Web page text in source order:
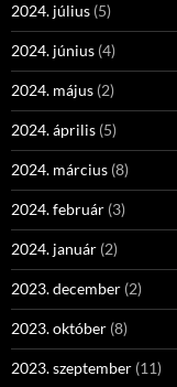
2024. július (5)
2024. június (4)
2024. május (2)
2024. április (5)
2024. március (8)
2024. február (3)
2024. január (2)
2023. december (2)
2023. október (8)
2023. szeptember (11)